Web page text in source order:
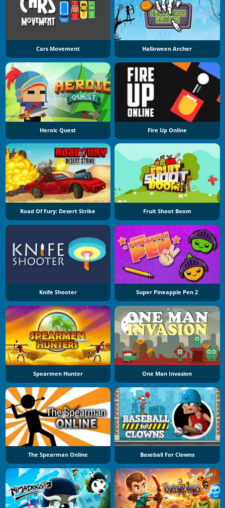
Cars Movement Halloween Archer
Heroic Quest Fire Up Online
Road Of Fury: Desert Strike Fruit Shoot Boom
Knife Shooter Super Pineapple Pen 2
Spearmen Hunter One Man Invasion
The Spearman Online Baseball For Clowns